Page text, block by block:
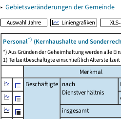
▸ Gebietsveränderungen der Gemeinde
Personal*) (Kernhaushalte und
*) Aus Gründen der Geheimhaltung werden alle
1) Teilzeitbeschäftigte einschließlich Altersteilzeit
Merkmal
Beschäftigte nach
Dienstverhältnis
insgesamt